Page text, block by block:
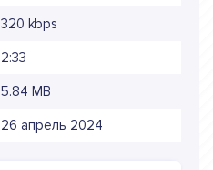
320 kbps
2:33
5.84 MB
26 апрель 2024